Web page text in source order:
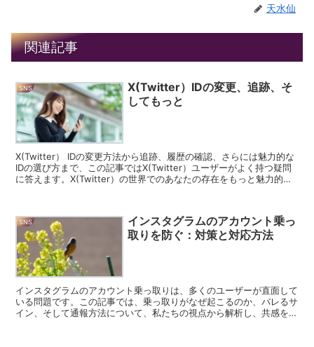
天水仙
関連記事
SNS
X(Twitter）IDの変更、追跡、そ
してもっと
X(Twitter） IDの変更方法から追跡、履歴の確認、さらには魅力的な
IDの選び方まで、この記事ではX(Twitter）ユーザーがよく持つ疑問
に答えます。X(Twitter）の世界でのあなたの存在をもっと魅力的
SNS
インスタグラムのアカウント乗っ
取りを防ぐ：対策と対応方法
インスタグラムのアカウント乗っ取りは、多くのユーザーが直面して
いる問題です。この記事では、乗っ取りがなぜ起こるのか、バレるサ
イン、そして通報方法について、私たちの視点から解析し、共感を込